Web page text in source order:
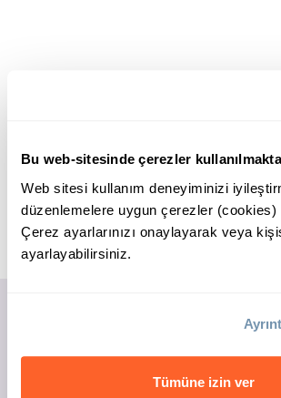
Bu web-sitesinde çerezler
Web sitesi kullanım deneyiminizi
düzenlemelere uygun çerezler (cookies)
Çerez ayarlarınızı onaylayarak veya
ayarlayabilirsiniz.
Tümüne izin ver